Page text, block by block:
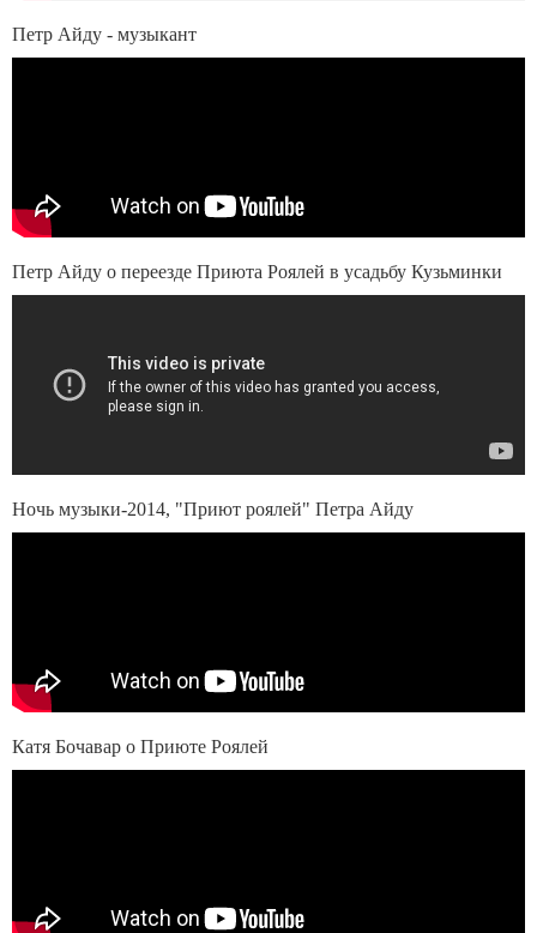
Петр Айду - музыкант
Петр Айду о переезде Приюта Роялей в усадьбу Кузьминки
Ночь музыки-2014, "Приют роялей" Петра Айду
Катя Бочавар о Приюте Роялей